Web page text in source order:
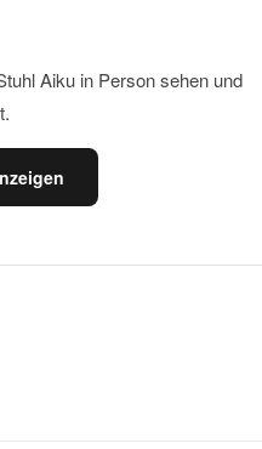
Aiku in Person sehen und